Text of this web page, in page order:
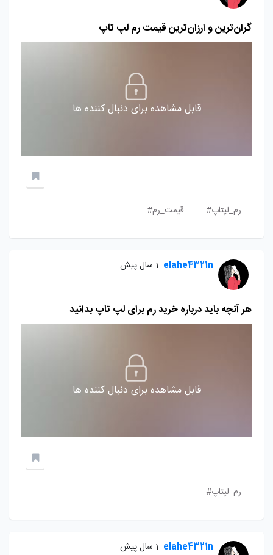
گران‌ترین و ارزان‌ترین قیمت رم‌ لپ تاپ
قابل مشاهده برای دنبال کننده ها
رم_لپتاپ# قیمت_رم#
elahe4321n 1 سال پیش
هر آنچه باید درباره خرید رم برای لپ تاپ بدانید
قابل مشاهده برای دنبال کننده ها
رم_لپتاپ#
elahe4321n 1 سال پیش